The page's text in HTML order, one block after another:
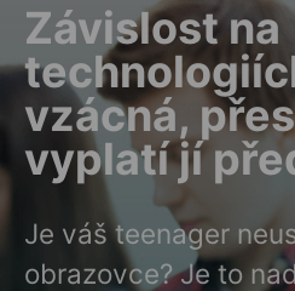
Závislost na
vzácná,
vyplatí jí
Je váš teenager
obrazovce? Je to